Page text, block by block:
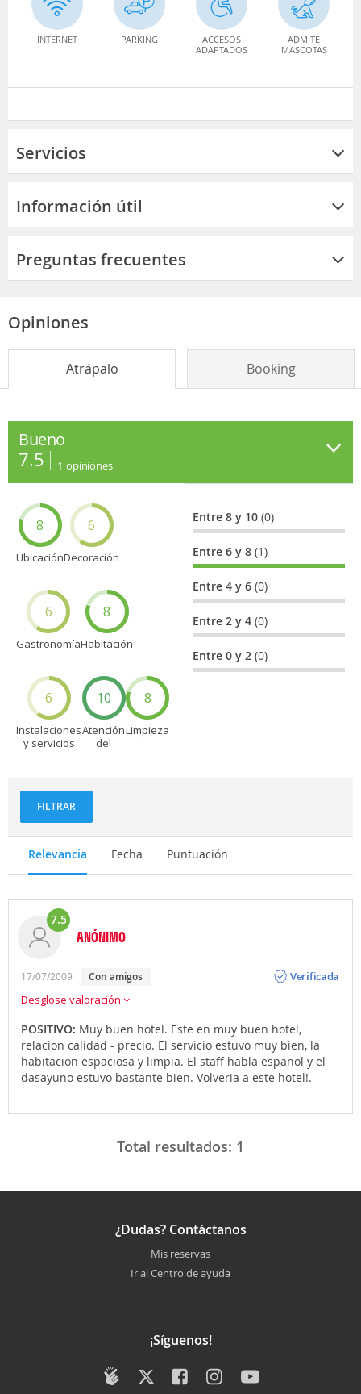
INTERNET PARKING
ACCESOS
ADAPTADOS
ADMITE
MASCOTAS
Servicios
Información útil
Preguntas frecuentes
Opiniones
Atrápalo Booking
Bueno
7.5 1 opiniones
8
Ubicación
6
Decoración
6
Gastronomía
8
Habitación
6
Instalaciones
y servicios
10
Atención
del
8
Limpieza
Entre 8 y 10(0)
Entre 6 y 8(1)
Entre 4 y 6(0)
Entre 2 y 4(0)
Entre 0 y 2(0)
FILTRAR
Relevancia Fecha Puntuación
7.5
ANÓNIMO
17/07/2009 con amigos
Verificada
Desglose valoración
POSITIVO: Muy buen hotel. Este en muy buen hotel,
relacion calidad - precio. El servicio estuvo muy bien, la
habitacion espaciosa y limpia. El staff habla espanol y el
dasayuno estuvo bastante bien. Volveria a este hotel!.
Total resultados: 1
¿Dudas? Contáctanos
Mis reservas
Ir al Centro de ayuda
¡Síguenos!